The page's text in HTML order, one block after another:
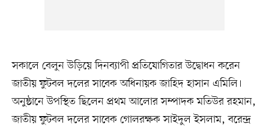
সকালে বেলুন উড়িয়ে দিনব্যাপী প্রতিযোগিতার উদ্বোধন করেন
জাতীয় ফুটবল দলের সাবেক অধিনায়ক জাহিদ হাসান এমিলি।
অনুষ্ঠানে উপস্থিত ছিলেন প্রথম আলোর সম্পাদক মতিউর রহমান,
জাতীয় ফুটবল দলের সাবেক গোলরক্ষক সাইদুল ইসলাম, বরেন্দ্র